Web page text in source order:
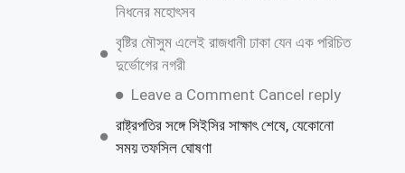
নিধনের মহোৎসব
বৃষ্টির মৌসুম এলেই রাজধানী ঢাকা যেন এক পরিচিত
দুর্ভোগের নগরী
Leave a Comment Cancel reply
রাষ্ট্রপতির সঙ্গে সিইসির সাক্ষাৎ শেষে, যেকোনো
সময় তফসিল ঘোষণা